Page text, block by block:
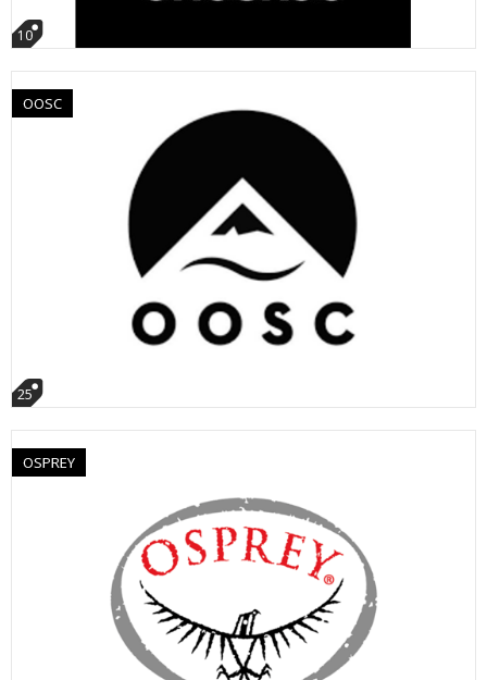
10
OOSC
25
OSPREY